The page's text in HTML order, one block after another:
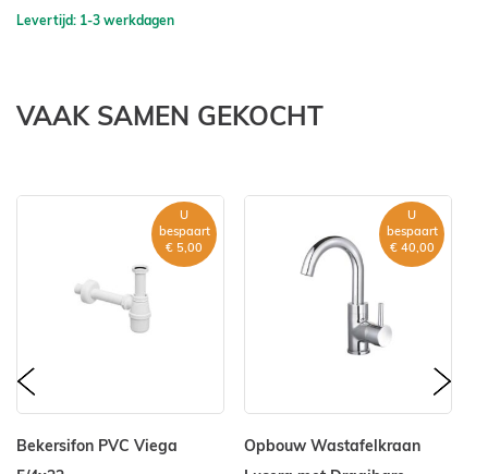
Levertijd: 1-3 werkdagen
VAAK SAMEN GEKOCHT
Bekersifon PVC Viega
U
bespaart
€ 5,00
Opbouw Wastafelkraan
U
bespaart
€ 40,00